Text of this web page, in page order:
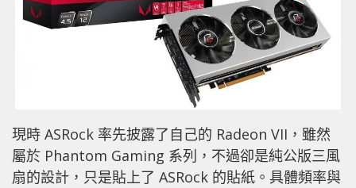
現時 ASRock 率先披露了自己的 Radeon VII，雖然
屬於 Phantom Gaming 系列，不過卻是純公版三風
扇的設計，只是貼上了 ASRock 的貼紙。具體頻率與